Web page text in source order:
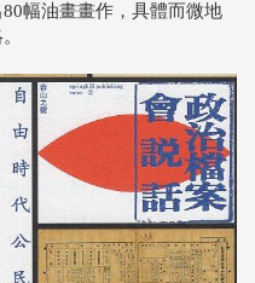
幅油畫畫作，具體而微地